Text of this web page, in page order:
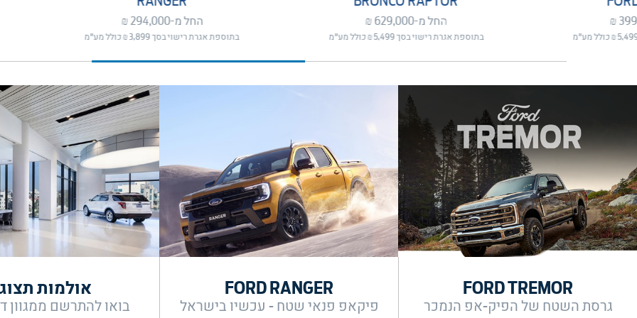
החל מ-629,000 ₪
בתוספת אגרת רישוי בסך 5,499 ₪ כולל מע"מ
החל מ-294,000 ₪
בתוספת אגרת רישוי בסך 3,899 ₪ כולל מע"מ
FORD TREMOR
גרסת השטח של הפיק-אפ הנמכר
FORD RANGER
פיקאפ פנאי שטח - עכשיו בישראל
אולמות
בואו להתרשם ממגוון